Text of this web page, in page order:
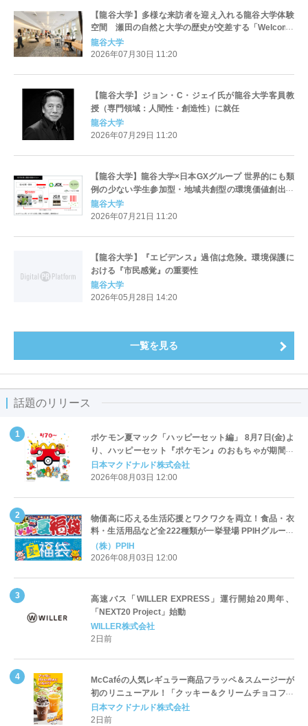
【龍谷大学】多様な来訪者を迎え入れる龍谷大学体験
空間 瀬田の自然と大学の歴史が交差する「Welcome
Lounge」を瀬田キャンパスに開設
龍谷大学
2026年07月30日 11:20
【龍谷大学】ジョン・C・ジェイ氏が龍谷大学客員教
授（専門領域：人間性・創造性）に就任
龍谷大学
2026年07月29日 11:20
【龍谷大学】龍谷大学×日本GXグループ 世界的にも類
例の少ない学生参加型・地域共創型の環境価値創出・
オフセット実装モデルを構築
龍谷大学
2026年07月21日 11:20
【龍谷大学】『エビデンス』過信は危険。環境保護に
おける『市民感覚』の重要性
龍谷大学
2026年05月28日 14:20
一覧を見る
話題のリリース
ポケモン夏マック「ハッピーセット編」 8月7日(金)よ
り、ハッピーセット『ポケモン』のおもちゃが期間限
定登場
日本マクドナルド株式会社
2026年08月03日 12:00
物価高に応える生活応援とワクワクを両立！食品・衣
料・生活用品など全222種類が一挙登場 PPIHグループ
「夏福袋」＆セール 8月6日(木)より順次スタート
（株）PPIH
2026年08月03日 12:00
高速バス「WILLER EXPRESS」運行開始20周年、
「NEXT20 Project」始動
WILLER株式会社
2日前
McCaféの人気レギュラー商品フラッペ＆スムージーが
初のリニューアル！「クッキー＆クリームチョコフラ
ッペ」「マンゴースムージー」8月5日（水）から販売
開始
日本マクドナルド株式会社
2日前